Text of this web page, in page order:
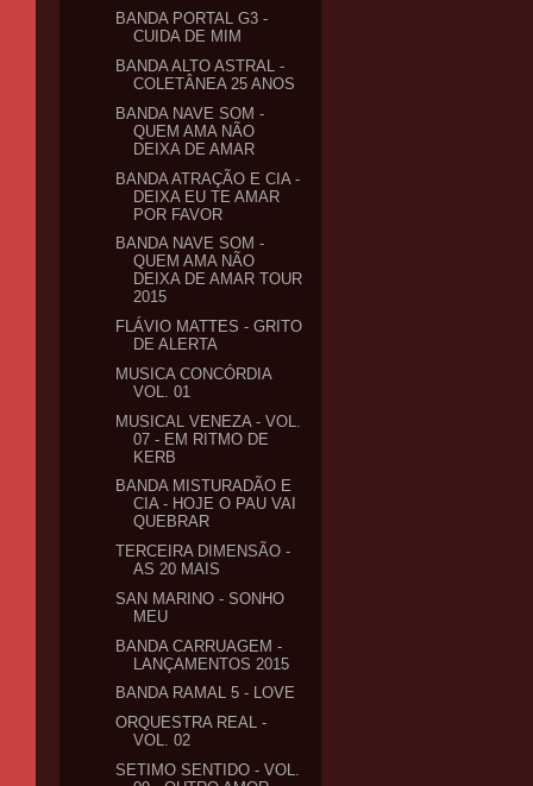
BANDA PORTAL G3 -
CUIDA DE MIM
BANDA ALTO ASTRAL -
COLETÂNEA 25 ANOS
BANDA NAVE SOM -
QUEM AMA NÃO
DEIXA DE AMAR
BANDA ATRAÇÃO E CIA -
DEIXA EU TE AMAR
POR FAVOR
BANDA NAVE SOM -
QUEM AMA NÃO
DEIXA DE AMAR TOUR
2015
FLÁVIO MATTES - GRITO
DE ALERTA
MUSICA CONCÓRDIA
VOL. 01
MUSICAL VENEZA - VOL.
07 - EM RITMO DE
KERB
BANDA MISTURADÃO E
CIA - HOJE O PAU VAI
QUEBRAR
TERCEIRA DIMENSÃO -
AS 20 MAIS
SAN MARINO - SONHO
MEU
BANDA CARRUAGEM -
LANÇAMENTOS 2015
BANDA RAMAL 5 - LOVE
ORQUESTRA REAL -
VOL. 02
SETIMO SENTIDO - VOL.